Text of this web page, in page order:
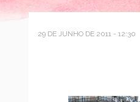
29 DE JUNHO DE 2011 - 12:30